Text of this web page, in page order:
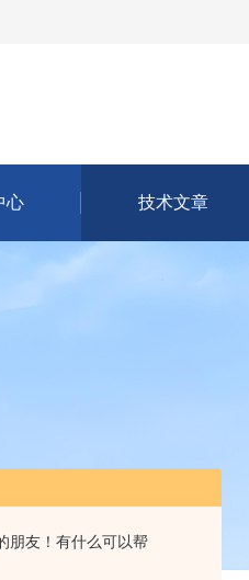
朋友！有什么可以帮
心 技术文章